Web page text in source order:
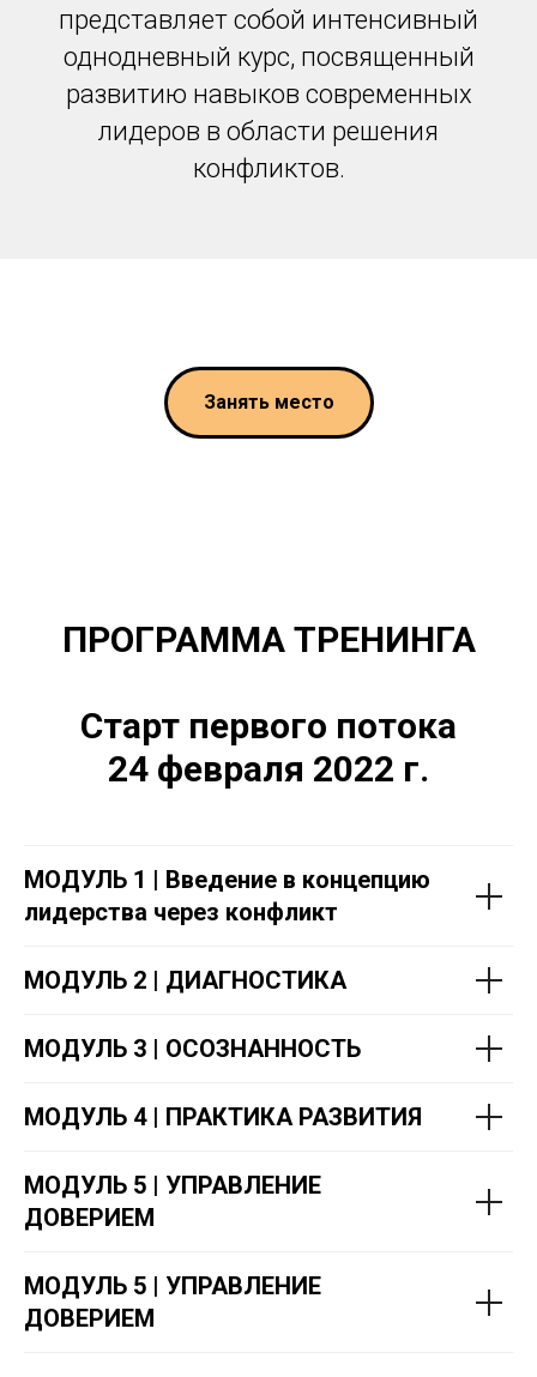
представляет собой интенсивный
однодневный курс, посвященный
развитию навыков современных
лидеров в области решения
конфликтов.
Занять место
ПРОГРАММА ТРЕНИНГА
Старт первого потока
24 февраля 2022 г.
МОДУЛЬ 1 | Введение в концепцию
лидерства через конфликт
МОДУЛЬ 2 | ДИАГНОСТИКА
МОДУЛЬ 3 | ОСОЗНАННОСТЬ
МОДУЛЬ 4 | ПРАКТИКА РАЗВИТИЯ
МОДУЛЬ 5 | УПРАВЛЕНИЕ
ДОВЕРИЕМ
МОДУЛЬ 5 | УПРАВЛЕНИЕ
ДОВЕРИЕМ